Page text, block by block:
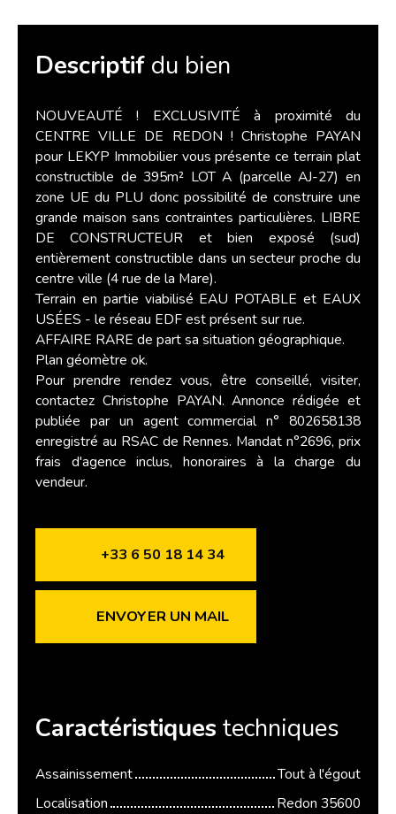
Descriptif du bien
NOUVEAUTÉ ! EXCLUSIVITÉ à proximité du
CENTRE VILLE DE REDON ! Christophe PAYAN
pour LEKYP Immobilier vous présente ce terrain plat
constructible de 395m² LOT A (parcelle AJ-27) en
zone UE du PLU donc possibilité de construire une
grande maison sans contraintes particulières. LIBRE
DE CONSTRUCTEUR et bien exposé (sud)
entièrement constructible dans un secteur proche du
centre ville (4 rue de la Mare).
Terrain en partie viabilisé EAU POTABLE et EAUX
USÉES - le réseau EDF est présent sur rue.
AFFAIRE RARE de part sa situation géographique.
Plan géomètre ok.
Pour prendre rendez vous, être conseillé, visiter,
contactez Christophe PAYAN. Annonce rédigée et
publiée par un agent commercial n° 802658138
enregistré au RSAC de Rennes. Mandat n°2696, prix
frais d'agence inclus, honoraires à la charge du
vendeur.
+33 6 50 18 14 34
ENVOYER UN MAIL
Caractéristiques techniques
Assainissement
Tout à l'égout
Localisation
Redon 35600